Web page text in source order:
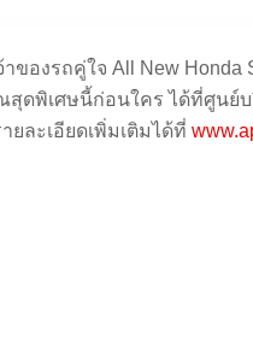
าของรถคู่ใจ All New Honda
สุดพิเศษนี้ก่อนใคร ได้ที่ศูนย์
ละเอียดเพิ่มเติมได้ที่